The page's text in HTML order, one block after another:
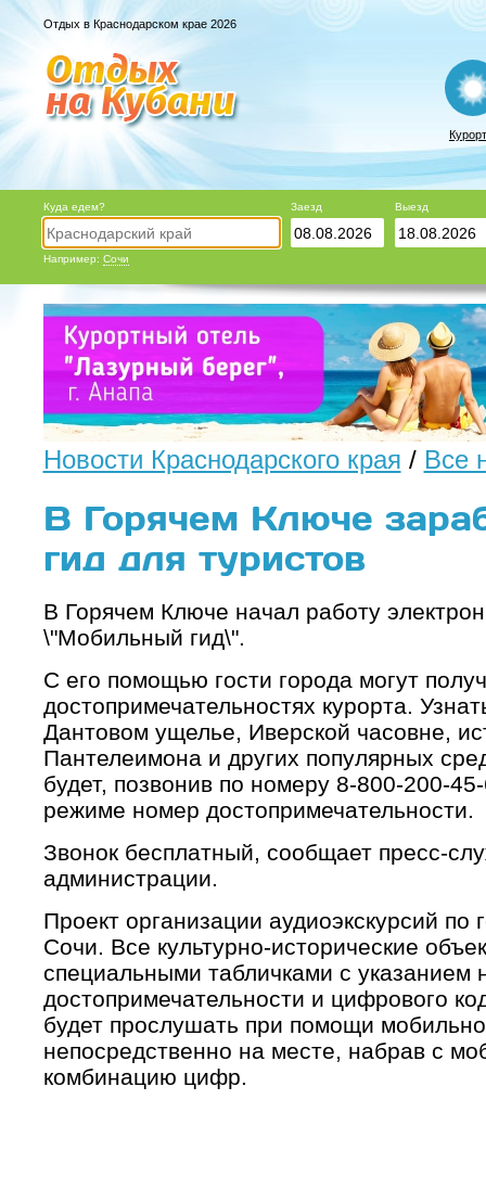
Отдых в Краснодарском крае 2026
Куда едем?
Например: Сочи
Заезд Выезд
Новости Краснодарского края / Все
В Горячем Ключе
гид для туристов
В Горячем Ключе начал работу
\"Мобильный гид\".
С его помощью гости города могут
достопримечательностях курорта.
Дантовом ущелье, Иверской часовне,
Пантелеимона и других популярных
будет, позвонив по номеру 8-800-200-
режиме номер достопримечательности.
Звонок бесплатный, сообщает пресс-
администрации.
Проект организации аудиоэкскурсий
Сочи. Все культурно-исторические
специальными табличками с указанием
достопримечательности и цифрового
будет прослушать при помощи
непосредственно на месте, набрав с
комбинацию цифр.